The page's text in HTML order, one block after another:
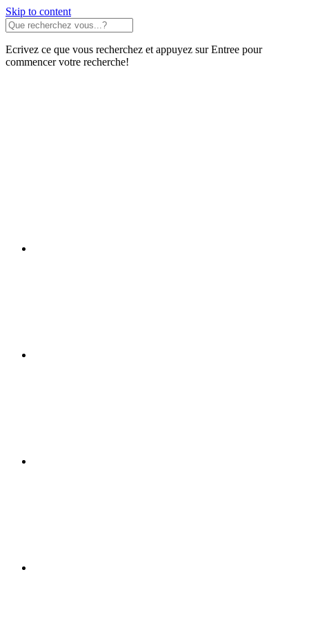
Skip to content
Ecrivez ce que vous recherchez et appuyez sur Entree pour
commencer votre recherche!